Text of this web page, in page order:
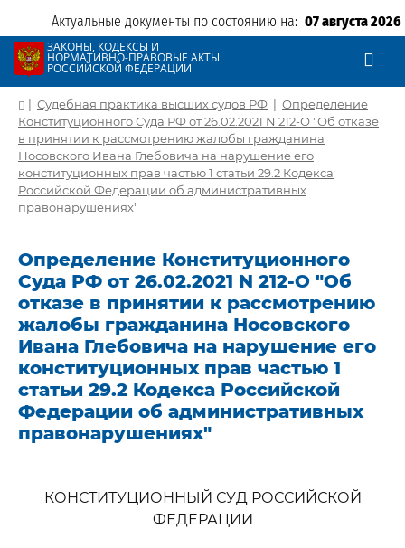
Актуальные документы по состоянию на: 07 августа 2026
ЗАКОНЫ, КОДЕКСЫ И
НОРМАТИВНО-ПРАВОВЫЕ АКТЫ
РОССИЙСКОЙ ФЕДЕРАЦИИ
| Судебная практика высших судов РФ | Определение
Конституционного Суда РФ от 26.02.2021 N 212-О "Об отказе
в принятии к рассмотрению жалобы гражданина
Носовского Ивана Глебовича на нарушение его
конституционных прав частью 1 статьи 29.2 Кодекса
Российской Федерации об административных
правонарушениях"
Определение Конституционного
Суда РФ от 26.02.2021 N 212-О "Об
отказе в принятии к рассмотрению
жалобы гражданина Носовского
Ивана Глебовича на нарушение его
конституционных прав частью 1
статьи 29.2 Кодекса Российской
Федерации об административных
правонарушениях"
КОНСТИТУЦИОННЫЙ СУД РОССИЙСКОЙ
ФЕДЕРАЦИИ